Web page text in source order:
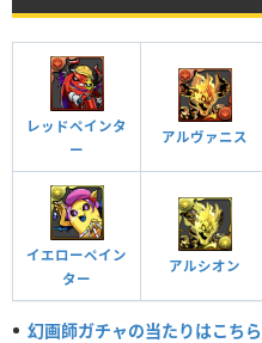
レッドペインタ
ー
アルヴァニス
イエローペイン
ター
アルシオン
幻画師ガチャの当たりはこちら